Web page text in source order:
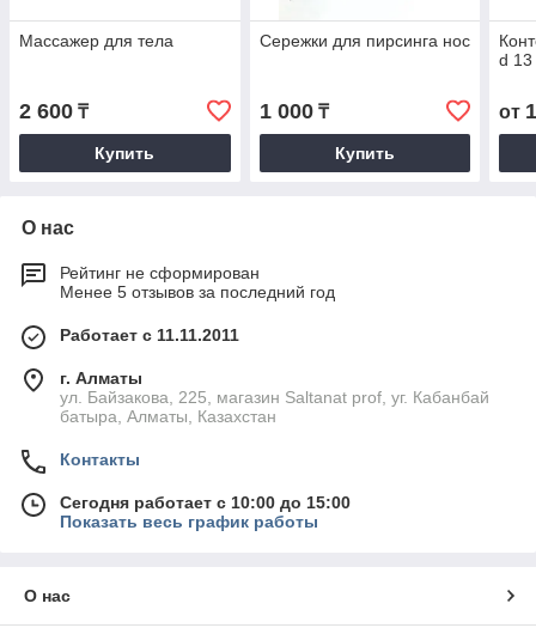
Массажер для тела
2 600 ₸
Купить
Сережки для пирсинга нос
1 000₸
Купить
d
от
О нас
Рейтинг не сформирован
Менее 5 отзывов за последний год
Работает с 11.11.2011
г. Алматы
ул. Байзакова, 225, магазин Saltanat prof, уг. Кабанбай
батыра, Алматы, Казахстан
Контакты
Сегодня работает с 10:00 до 15:00
Показать весь график работы
О нас